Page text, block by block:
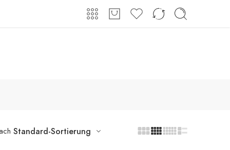
Anmeldung / Registrieren
Standard-Sortierung